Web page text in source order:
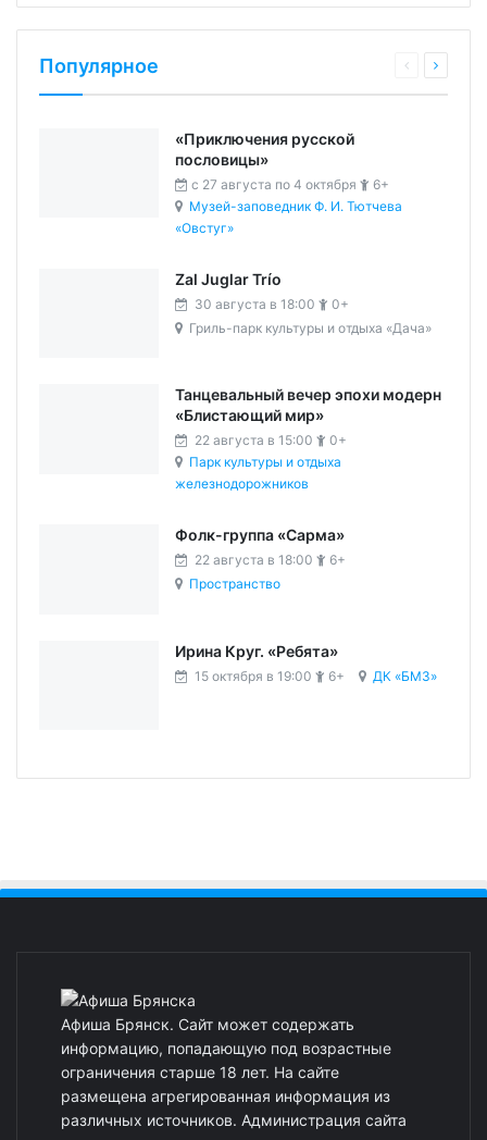
Популярное
«Приключения русской
пословицы»
c 27 августа по 4 октября
6+
Музей-заповедник Ф. И. Тютчева
«Овстуг»
Zal Juglar Trío
30 августа в 18:00
0+
Гриль-парк культуры и отдыха «Дача»
Танцевальный вечер эпохи модерн
«Блистающий мир»
22 августа в 15:00
0+
Парк культуры и отдыха
железнодорожников
Фолк-группа «Сарма»
22 августа в 18:00
6+
Пространство
Ирина Круг. «Ребята»
15 октября в 19:00 6+ ДК «БМЗ»
Афиша Брянск. Сайт может содержать
информацию, попадающую под возрастные
ограничения старше 18 лет. На сайте
размещена агрегированная информация из
различных источников. Администрация сайта